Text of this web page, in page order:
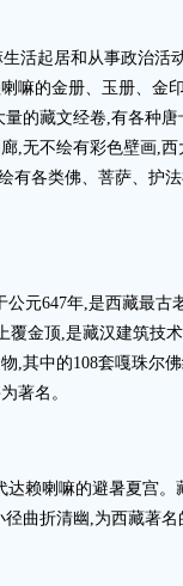
活起居和从事政治活
嘛的金册、玉册、金
的藏文经卷,有各种
,无不绘有彩色壁画,
有各类佛、菩萨、护
公元647年,是西藏最
覆金顶,是藏汉建筑技
,其中的108套嘎珠尔
著名。
赖喇嘛的避暑夏宫。
曲折清幽,为西藏著